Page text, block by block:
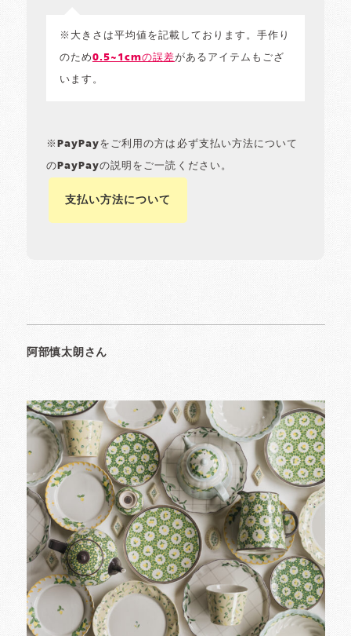
※大きさは平均値を記載しております。手作り
のため0.5~1cmの誤差があるアイテムもござ
います。
※PayPayをご利用の方は必ず支払い方法について
のPayPayの説明をご一読ください。
支払い方法について